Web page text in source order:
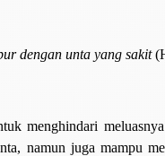
dengan unta yang sakit
menghindari
namun juga mampu